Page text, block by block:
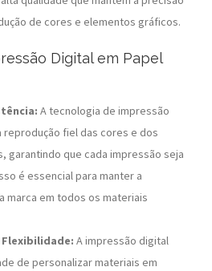
de cores e elementos gráficos.
Digital em Papel
A tecnologia de impressão
reprodução fiel das cores e dos
garantindo que cada impressão seja
é essencial para manter a
marca em todos os materiais
A impressão digital
de personalizar materiais em